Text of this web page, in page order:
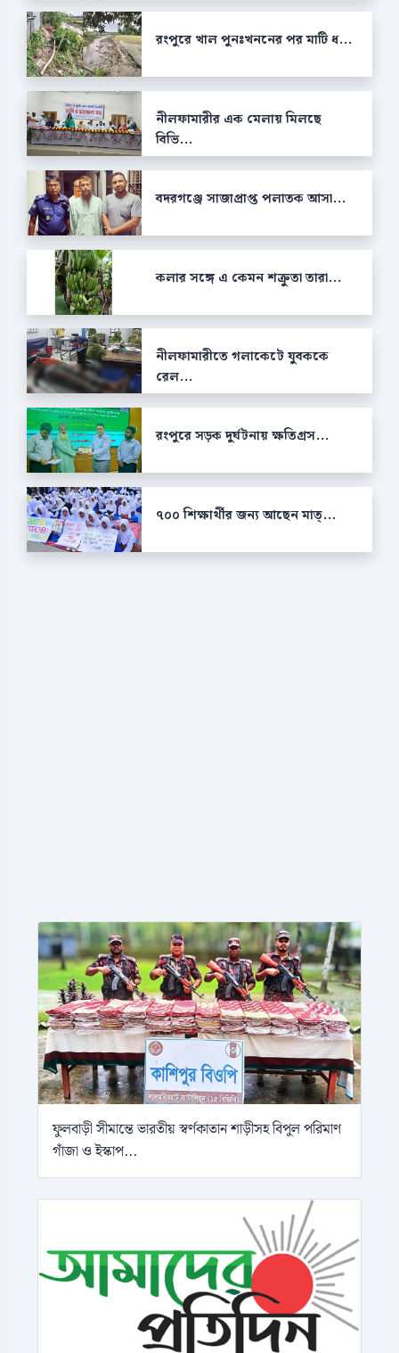
রংপুরে খাল পুনঃখননের পর মাটি ধ...
নীলফামারীর এক মেলায় মিলছে
বিভি...
বদরগঞ্জে সাজাপ্রাপ্ত পলাতক আসা...
কলার সঙ্গে এ কেমন শক্রুতা তারা...
নীলফামারীতে গলাকেটে যুবককে
রেল...
রংপুরে সড়ক দুর্ঘটনায় ক্ষতিগ্রস...
৭০০ শিক্ষার্থীর জন্য আছেন মাত্...
ফুলবাড়ী সীমান্তে ভারতীয় স্বর্ণকাতান শাড়ীসহ বিপুল পরিমাণ
গাঁজা ও ইস্কাপ...